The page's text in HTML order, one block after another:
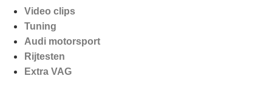
Video clips
Tuning
Audi motorsport
Rijtesten
Extra VAG